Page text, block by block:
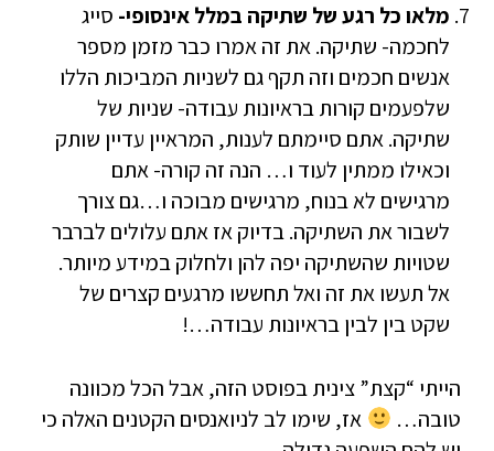
מלאו כל רגע של שתיקה במלל אינסופי- סייג
לחכמה- שתיקה. את זה אמרו כבר מזמן מספר
אנשים חכמים וזה תקף גם לשניות המביכות הללו
שלפעמים קורות בראיונות עבודה- שניות של
שתיקה. אתם סיימתם לענות, המראיין עדיין שותק
וכאילו ממתין לעוד ו… הנה זה קורה- אתם
מרגישים לא בנוח, מרגישים מבוכה ו…גם צורך
לשבור את השתיקה. בדיוק אז אתם עלולים לברבר
שטויות שהשתיקה יפה להן ולחלוק במידע מיותר.
אל תעשו את זה ואל תחששו מרגעים קצרים של
שקט בין לבין בראיונות עבודה…!
הייתי “קצת” צינית בפוסט הזה, אבל הכל מכוונה
טובה…
אז, שימו לב לניואנסים הקטנים האלה כי